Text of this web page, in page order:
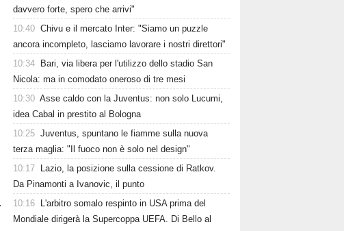
davvero forte, spero che arrivi"
10:40 Chivu e il mercato Inter: "Siamo un puzzle
ancora incompleto, lasciamo lavorare i nostri direttori"
10:34
Bari, via libera per l'utilizzo dello stadio San
Nicola: ma in comodato oneroso di tre mesi
10:30 Asse caldo con la Juventus: non solo Lucumi,
idea Cabal in prestito al Bologna
10:25 Juventus, spuntano le fiamme sulla nuova
terza maglia: "Il fuoco non è solo nel design"
10:17
Lazio, la posizione sulla cessione di Ratkov.
Da Pinamonti a Ivanovic, il punto
10:16
L'arbitro somalo respinto in USA prima del
Mondiale dirigerà la Supercoppa UEFA. Di Bello al